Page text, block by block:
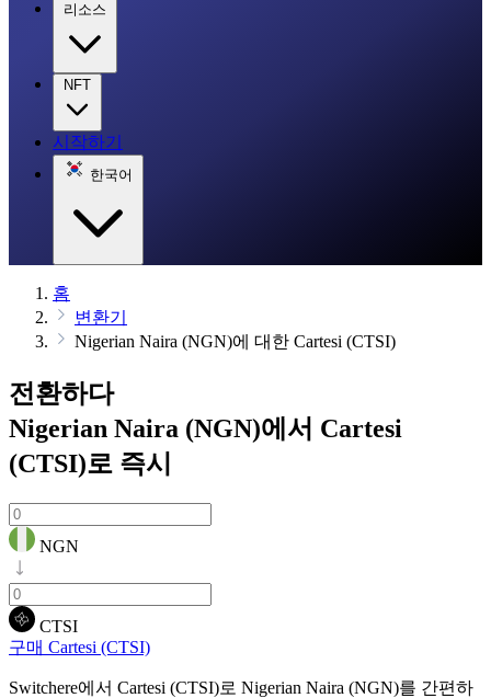
리소스
NFT
시작하기
한국어
홈
변환기
Nigerian Naira (NGN)에 대한 Cartesi (CTSI)
전환하다
Nigerian Naira (NGN)에서 Cartesi
(CTSI)로 즉시
NGN
CTSI
구매 Cartesi (CTSI)
Switchere에서 Cartesi (CTSI)로 Nigerian Naira (NGN)를 간편하